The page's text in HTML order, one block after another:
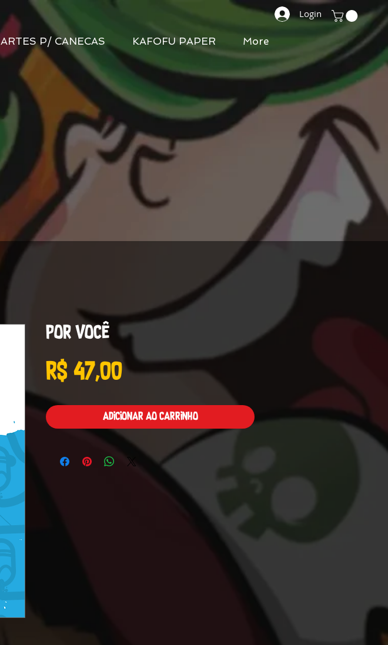
Login
ARTES P/ CANECAS KAFOFU PAPER More
Por você
R$ 47,00Preço
Adicionar ao carrinho